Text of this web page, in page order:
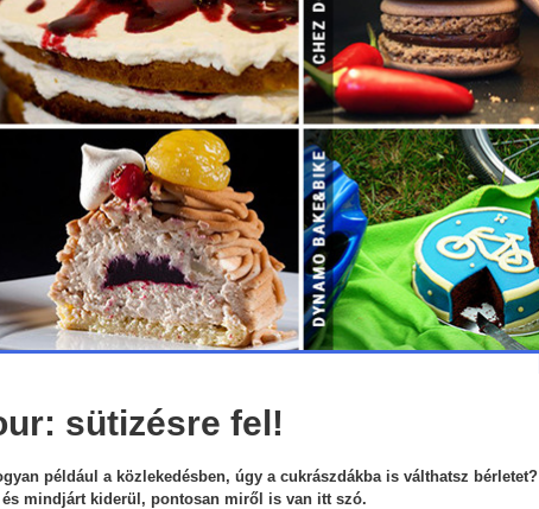
sütizésre fel!
például a közlekedésben, úgy a cukrászdákba is válthatsz bérletet?
mindjárt kiderül, pontosan miről is van itt szó.